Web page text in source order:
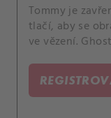
Tommy je
tlačí, aby se
ve vězení.